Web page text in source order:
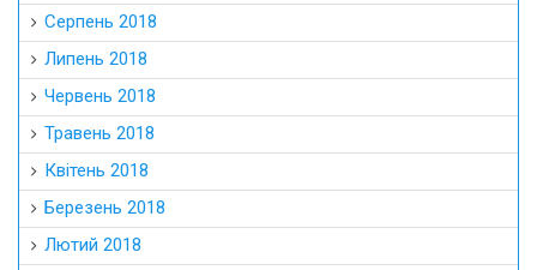
Серпень 2018
Липень 2018
Червень 2018
Травень 2018
Квітень 2018
Березень 2018
Лютий 2018